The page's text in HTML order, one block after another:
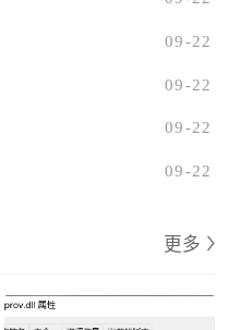
09-22
09-22
09-22
09-22
更多